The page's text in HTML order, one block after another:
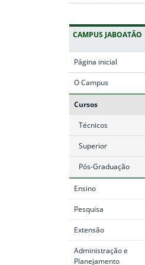
CAMPUS JABOATÃO
Página inicial
O Campus(Expandir
Cursos(Expandir
Técnicos
Superior
Pós-Graduação
Ensino(Expandir
Pesquisa (Expandir
Extensão(Expandir
Administração e
Planejamento